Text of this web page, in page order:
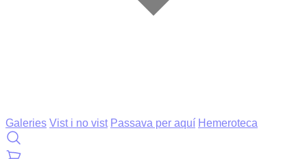
Galeries Vist i no vist Passava per aquí Hemeroteca